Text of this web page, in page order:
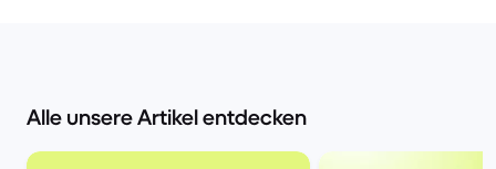
Alle unsere Artikel entdecken